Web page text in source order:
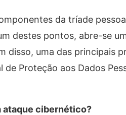
da tríade
destes pontos, abre-se
disso, uma das principais
de Proteção aos Dados
ataque cibernético?